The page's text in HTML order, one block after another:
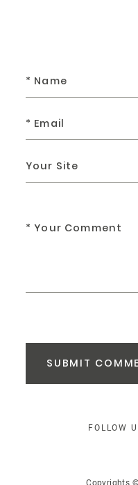
SUBMIT
FOLLOW
Copyrights